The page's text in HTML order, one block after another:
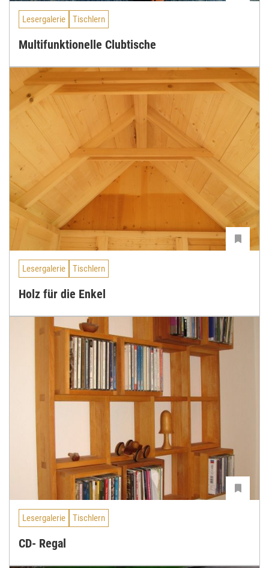
Lesergalerie Tischlern
Multifunktionelle Clubtische
Lesergalerie Tischlern
Holz für die Enkel
Lesergalerie Tischlern
CD- Regal